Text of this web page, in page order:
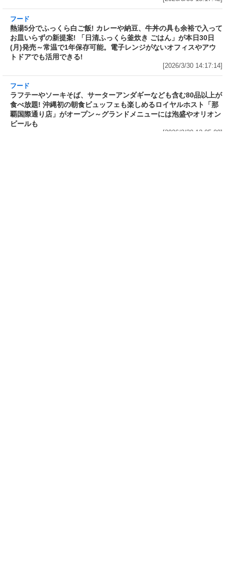
フード
3分で食べられる人気沸騰中の四
川料理! 日清食品が「カップヌー
発売～具材は謎肉、キャベツ、チ
ンゲンサイ、キクラゲ
[2026/3/30 15:42:35]
フード
自慢のそばが食べ放題! 和食麺処
(火)開催～大海老天などの天ぷら
や薬味などもついて税込2,200円!
4,400円
[2026/3/30 15:17:42]
熱湯5分でふっくら白ご飯! カレーや納豆、牛丼